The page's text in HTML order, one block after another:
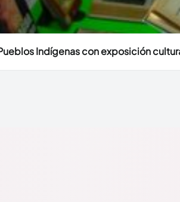
Indígenas con exposición